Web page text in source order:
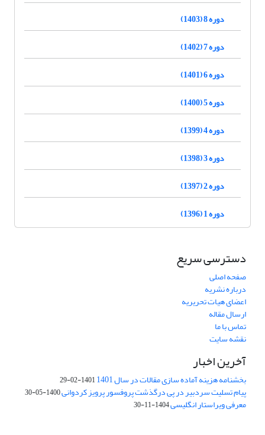
دوره 8 (1403)
دوره 7 (1402)
دوره 6 (1401)
دوره 5 (1400)
دوره 4 (1399)
دوره 3 (1398)
دوره 2 (1397)
دوره 1 (1396)
دسترسی سریع
صفحه اصلی
درباره نشریه
اعضای هیات تحریریه
ارسال مقاله
تماس با ما
نقشه سایت
آخرین اخبار
بخشنامه هزینه آماده سازی مقالات در سال 1401 1401-02-29
پیام تسلیت سردبیر در پی درگذشت پروفسور پرویز کردوانی1400-05-30
معرفی ویراستار انگلیسی1404-11-30